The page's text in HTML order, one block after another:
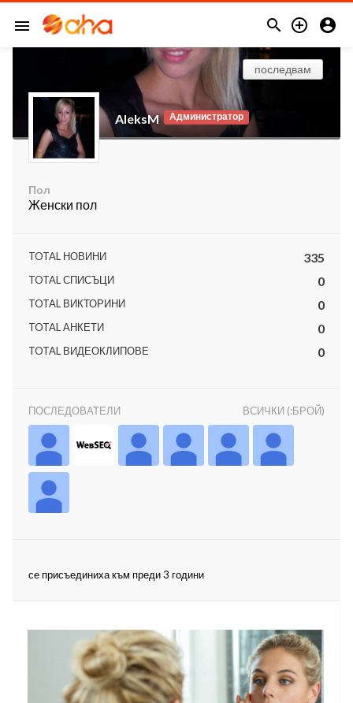
menu   
AleksM Администратор
последвам
Пол
Женски пол
TOTAL НОВИНИ 335
TOTAL СПИСЪЦИ 0
TOTAL ВИКТОРИНИ 0
TOTAL АНКЕТИ 0
TOTAL ВИДЕОКЛИПОВЕ 0
ПОСЛЕДОВАТЕЛИ ВСИЧКИ (:БРОЙ)
се присъединиха към преди 3 години